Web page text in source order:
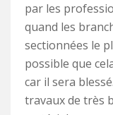
par les
quand les
sectionnées le
possible que
car il sera
travaux de très